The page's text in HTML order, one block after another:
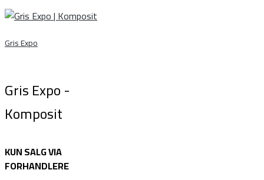
Gris Expo
Gris Expo -
Komposit
KUN SALG VIA
FORHANDLERE